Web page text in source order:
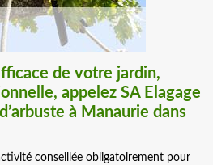
de votre jardin,
appelez SA Elagage
à Manaurie dans
activité conseillée obligatoirement pour